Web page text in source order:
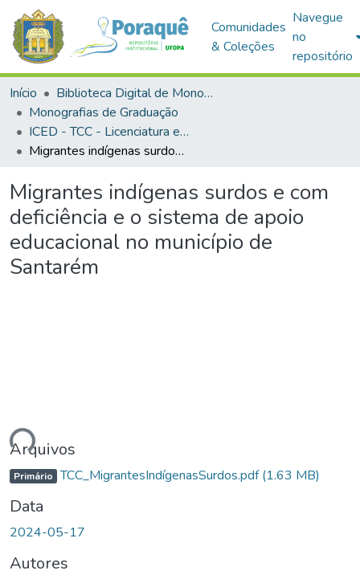
Comunidades
& Coleções
Navegue
no
repositório
Início
Biblioteca Digital de Monografias (BDM)
Monografias de Graduação
ICED - TCC - Licenciatura em Pedagogia
Migrantes indígenas surdos e com deficiência e o sistema de apoio educacional no município de Santarém
Migrantes indígenas surdos e com
deficiência e o sistema de apoio
educacional no município de
Santarém
Arquivos
Primário TCC_MigrantesIndígenasSurdos.pdf(1.63 MB)
Data
2024-05-17
Autores